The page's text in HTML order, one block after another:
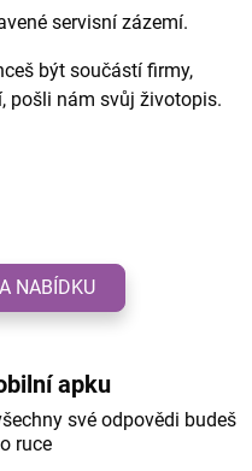
servisní zázemí.
být součástí firmy,
pošli nám svůj životopis.
NABÍDKU
apku
své odpovědi budeš
ruce